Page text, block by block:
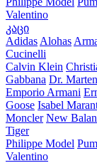
Valentino
კაცი
Adidas Alohas
Cucinelli
Calvin Klein
Gabbana Dr.
Emporio Armani
Goose Isabel
Moncler New
Tiger
Philippe Model
Valentino